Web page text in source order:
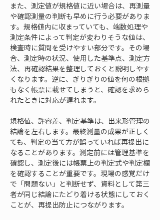
また、測定値が規格値に近い場合は、再測量
や確認測量の判断も早めに行う必要がありま
す。規格値内に収まっていても、端数処理や
測定条件によって判定が変わりそうな値は、
検査時に質問を受けやすい部分です。その場
合、測定時の状況、使用した基準点、測定方
法、再確認結果を整理しておくと説明しやす
くなります。逆に、ぎりぎりの値を何の根拠
もなく帳票に載せてしまうと、確認を求めら
れたときに対応が遅れます。
規格値、許容差、判定基準は、出来形管理の
結論を左右します。最終測量の成果が正しく
ても、判定の当て方が誤っていれば再提出に
なることがあります。測定前には管理基準を
確認し、測定後には帳票上の判定式や判定欄
を確認することが重要です。現場の感覚だけ
で「問題ない」と判断せず、資料として第三
者が同じ結論にたどり着ける状態にしておく
ことが、再提出防止につながります。